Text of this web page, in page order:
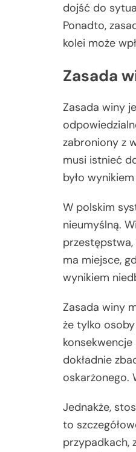
dojść do
Ponadto,
kolei może
Zasada
Zasada winy
zabroniony z
musi istnieć
było
W polskim
nieumyślną.
ma miejsce,
wynikiem
Zasada winy
że tylko
dokładnie
oskarżonego.
Jednakże,
to
przypadkach,